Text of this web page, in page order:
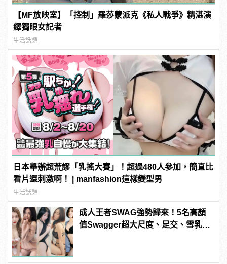
【MF放映室】「控制」羅莎蒙派克《私人戰爭》精湛演
繹獨眼女記者
生活話題
日本舉辦超荒謬「乳搖大賽」！超過480人參加，簡直比
看片還刺激啊！ | manfashion這樣變型男
生活話題
成人王者SWAG強勢歸來！5名高顏
值Swagger超大尺度、足交、雪乳、